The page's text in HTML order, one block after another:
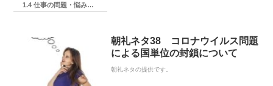
1.4 仕事の問題・悩み・相談
朝礼ネタ38 コロナウイルス問題
による国単位の封鎖について
朝礼ネタの提供です。